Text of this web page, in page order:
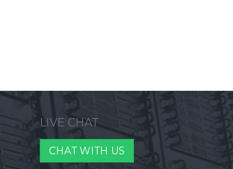
LIVE CHAT
CHAT WITH US